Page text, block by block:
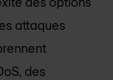
attaques
des